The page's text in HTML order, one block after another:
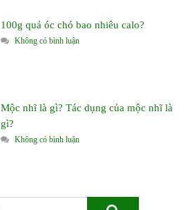
100g quả óc chó bao nhiêu calo?
Không có bình luận
Mộc nhĩ là gì? Tác dụng của mộc nhĩ là
gì?
Không có bình luận